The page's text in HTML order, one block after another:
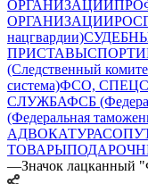
ОРГАНИЗАЦИИ
ОРГАНИЗАЦИИ
нацгвардии)
ПРИСТАВЫ
(Следственный
система)ФСО,
СЛУЖБАФСБ
(Федеральная
АДВОКАТУРА
ТОВАРЫ
—Значок лацканный